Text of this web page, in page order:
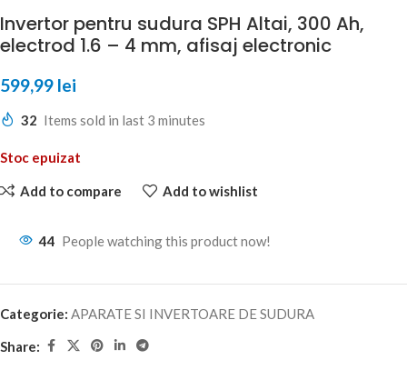
Invertor pentru sudura SPH Altai, 300 Ah,
electrod 1.6 – 4 mm, afisaj electronic
599,99 lei
32 Items sold in last 3 minutes
Stoc epuizat
Add to compare Add to wishlist
44 People watching this product now!
Categorie: APARATE SI INVERTOARE DE SUDURA
Share: